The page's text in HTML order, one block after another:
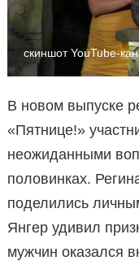
скиншот YouTube-
В новом выпуске
«Пятнице!»
неожиданными
половинках.
поделились
Янгер удивил
мужчин оказался